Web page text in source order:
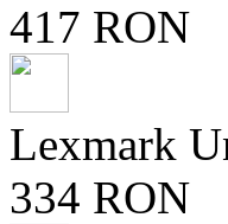
417 RON
Lexmark
334 RON